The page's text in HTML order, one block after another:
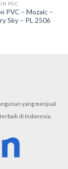
PVC
PVC – Mozaic –
Sky – PL 2506
yang menjual
di Indonesia.